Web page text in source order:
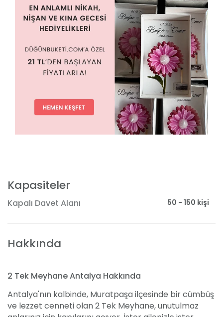
Kapasiteler
Kapalı Davet Alanı 50 - 150 kişi
Hakkında
2 Tek Meyhane Antalya Hakkında
Antalya'nın kalbinde, Muratpaşa ilçesinde bir cümbüş
ve lezzet cenneti olan 2 Tek Meyhane, unutulmaz